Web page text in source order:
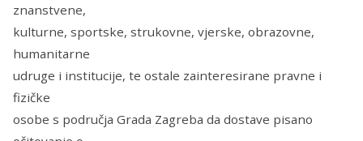
znanstvene,
kulturne, sportske, strukovne, vjerske, obrazovne,
humanitarne
udruge i institucije, te ostale zainteresirane pravne i
fizičke
osobe s područja Grada Zagreba da dostave pisano